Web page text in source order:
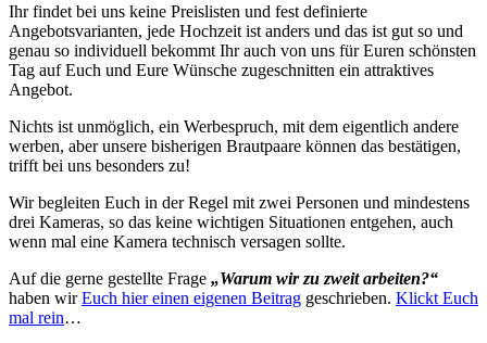
Ihr findet bei uns keine Preislisten und fest definierte
Angebotsvarianten, jede Hochzeit ist anders und das ist gut so und
genau so individuell bekommt Ihr auch von uns für Euren schönsten
Tag auf Euch und Eure Wünsche zugeschnitten ein attraktives
Angebot.
Nichts ist unmöglich, ein Werbespruch, mit dem eigentlich andere
werben, aber unsere bisherigen Brautpaare können das bestätigen,
trifft bei uns besonders zu!
Wir begleiten Euch in der Regel mit zwei Personen und mindestens
drei Kameras, so das keine wichtigen Situationen entgehen, auch
wenn mal eine Kamera technisch versagen sollte.
Auf die gerne gestellte Frage „Warum wir zu zweit arbeiten?“
haben wirEuch hier einen eigenen Beitrag geschrieben. Klickt Euch
mal rein…